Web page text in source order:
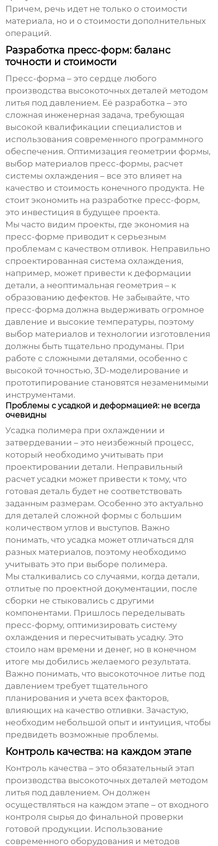
Причем, речь идет не только о стоимости
материала, но и о стоимости дополнительных
операций.
Разработка пресс-форм: баланс
точности и стоимости
Пресс-форма – это сердце любого
производства высокоточных деталей методом
литья под давлением. Её разработка – это
сложная инженерная задача, требующая
высокой квалификации специалистов и
использования современного программного
обеспечения. Оптимизация геометрии формы,
выбор материалов пресс-формы, расчет
системы охлаждения – все это влияет на
качество и стоимость конечного продукта. Не
стоит экономить на разработке пресс-форм,
это инвестиция в будущее проекта.
Мы часто видим проекты, где экономия на
пресс-форме приводит к серьезным
проблемам с качеством отливок. Неправильно
спроектированная система охлаждения,
например, может привести к деформации
детали, а неоптимальная геометрия – к
образованию дефектов. Не забывайте, что
пресс-форма должна выдерживать огромное
давление и высокие температуры, поэтому
выбор материалов и технологии изготовления
должны быть тщательно продуманы. При
работе с сложными деталями, особенно с
высокой точностью, 3D-моделирование и
прототипирование становятся незаменимыми
инструментами.
Проблемы с усадкой и деформацией: не всегда
очевидны
Усадка полимера при охлаждении и
затвердевании – это неизбежный процесс,
который необходимо учитывать при
проектировании детали. Неправильный
расчет усадки может привести к тому, что
готовая деталь будет не соответствовать
заданным размерам. Особенно это актуально
для деталей сложной формы с большим
количеством углов и выступов. Важно
понимать, что усадка может отличаться для
разных материалов, поэтому необходимо
учитывать это при выборе полимера.
Мы сталкивались со случаями, когда детали,
отлитые по проектной документации, после
сборки не стыковались с другими
компонентами. Пришлось переделывать
пресс-форму, оптимизировать систему
охлаждения и пересчитывать усадку. Это
стоило нам времени и денег, но в конечном
итоге мы добились желаемого результата.
Важно понимать, что высокоточное литье под
давлением требует тщательного
планирования и учета всех факторов,
влияющих на качество отливки. Зачастую,
необходим небольшой опыт и интуиция, чтобы
предвидеть возможные проблемы.
Контроль качества: на каждом этапе
Контроль качества – это обязательный этап
производства высокоточных деталей методом
литья под давлением. Он должен
осуществляться на каждом этапе – от входного
контроля сырья до финальной проверки
готовой продукции. Использование
современного оборудования и методов